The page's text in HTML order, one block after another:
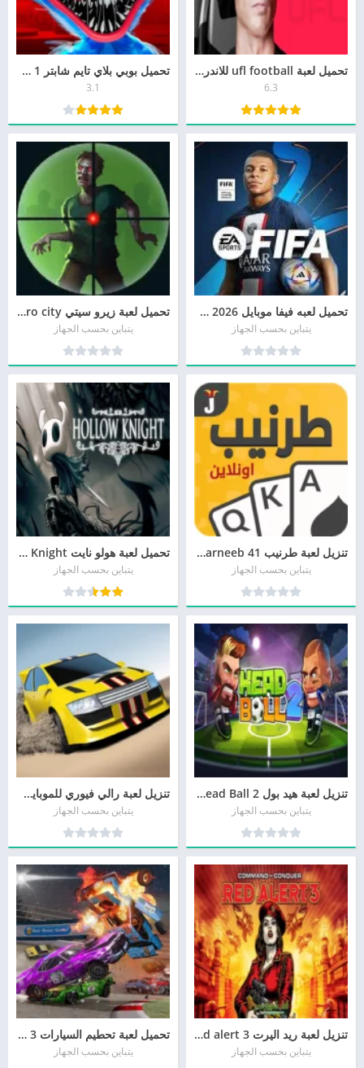
تحميل لعبة ufl football للاندرويد 2026 مجاناً APK مهكرة
6.3
تحميل بوبي بلاي تايم شابتر 1 مهكرة puppy playtime مجانا
3.1
تحميل لعبه فيفا موبايل 2026 Fifa Mobile الاصليه
يتباين بحسب الجهاز
تحميل لعبة زيرو سيتي zero city أخر إصدار
يتباين بحسب الجهاز
تنزيل لعبة طرنيب 41 Tarneeb برابط مباشر
يتباين بحسب الجهاز
تحميل لعبة هولو نايت Hollow Knight برابط مباشر
يتباين بحسب الجهاز
تنزيل لعبة هيد بول 2 Head Ball من ميديا فاير
يتباين بحسب الجهاز
تنزيل لعبة رالي فيوري للموبايل Rally Fury أخر تحديث
يتباين بحسب الجهاز
تنزيل لعبة ريد اليرت 3 red alert للاندرويد و للايفون برابط مباشر
يتباين بحسب الجهاز
تحميل لعبة تحطيم السيارات Demolition Derby 3 مجانا
يتباين بحسب الجهاز